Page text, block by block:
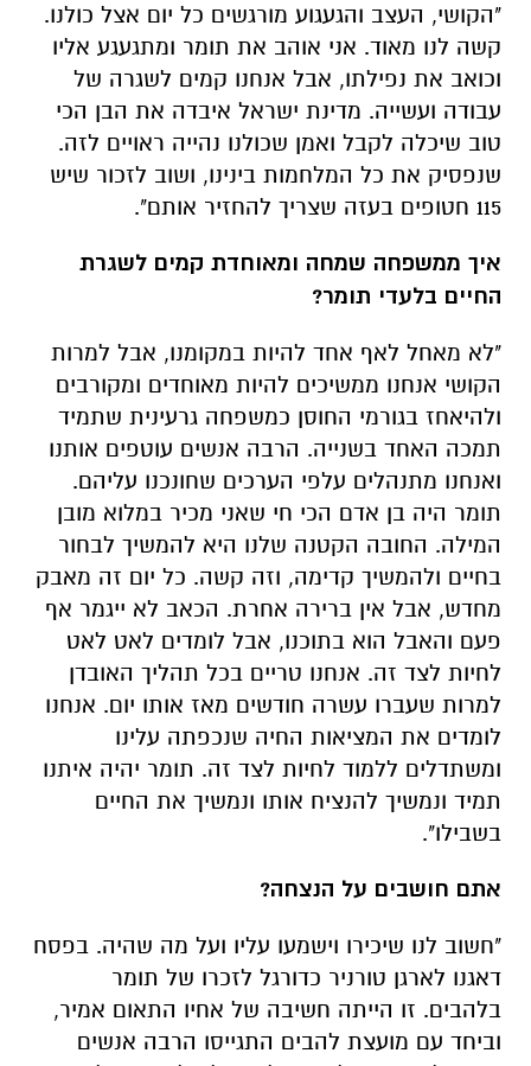
"הקושי, העצב והגעגוע מורגשים כל יום אצל כולנו.
קשה לנו מאוד. אני אוהב את תומר ומתגעגע אליו
וכואב את נפילתו, אבל אנחנו קמים לשגרה של
עבודה ועשייה. מדינת ישראל איבדה את הבן הכי
טוב שיכלה לקבל ואמן שכולנו נהייה ראויים לזה.
שנפסיק את כל המלחמות בינינו, ושוב לזכור שיש
115 חטופים בעזה שצריך להחזיר אותם".
איך ממשפחה שמחה ומאוחדת קמים לשגרת
החיים בלעדי תומר?
"לא מאחל לאף אחד להיות במקומנו, אבל למרות
הקושי אנחנו ממשיכים להיות מאוחדים ומקורבים
ולהיאחז בגורמי החוסן כמשפחה גרעינית שתמיד
תמכה האחד בשנייה. הרבה אנשים עוטפים אותנו
ואנחנו מתנהלים עלפי הערכים שחונכנו עליהם.
תומר היה בן אדם הכי חי שאני מכיר במלוא מובן
המילה. החובה הקטנה שלנו היא להמשיך לבחור
בחיים ולהמשיך קדימה, וזה קשה. כל יום זה מאבק
מחדש, אבל אין ברירה אחרת. הכאב לא ייגמר אף
פעם והאבל הוא בתוכנו, אבל לומדים לאט לאט
לחיות לצד זה. אנחנו טריים בכל תהליך האובדן
למרות שעברו עשרה חודשים מאז אותו יום. אנחנו
לומדים את המציאות החיה שנכפתה עלינו
ומשתדלים ללמוד לחיות לצד זה. תומר יהיה איתנו
תמיד ונמשיך להנציח אותו ונמשיך את החיים
בשבילו".
אתם חושבים על הנצחה?
"חשוב לנו שיכירו וישמעו עליו ועל מה שהיה. בפסח
דאגנו לארגן טורניר כדורגל לזכרו של תומר
בלהבים. זו הייתה חשיבה של אחיו התאום אמיר,
וביחד עם מועצת להבים התגייסו הרבה אנשים